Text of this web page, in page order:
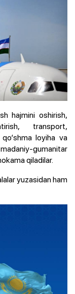
hajmini oshirish,
transport,
loyiha va
gumanitar
qiladilar.
yuzasidan ham